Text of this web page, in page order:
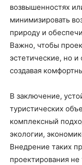
возвышенностях
минимизировать
природу и
Важно, чтобы
эстетические, но
создавая
В заключение,
туристических
комплексный
экологии,
Внедрение таких
проектирования